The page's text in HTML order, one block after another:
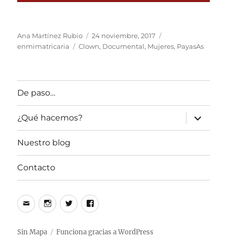
Autor
Ana Martínez Rubio
Publicado
el
24 noviembre, 2017
enmimatricaria
Etiquetas
Clown, Documental, Mujeres, PayasAs
De paso…
¿Qué hacemos?
expande
el
menú
Nuestro blog
Contacto
Correo
electrónico
Instagram
TwitterFacebook
Sin Mapa Funciona gracias a WordPress